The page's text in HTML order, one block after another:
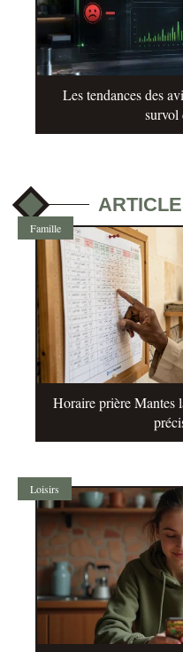
Les tendances des
survol
Famille
Horaire prière Mantes
Loisirs